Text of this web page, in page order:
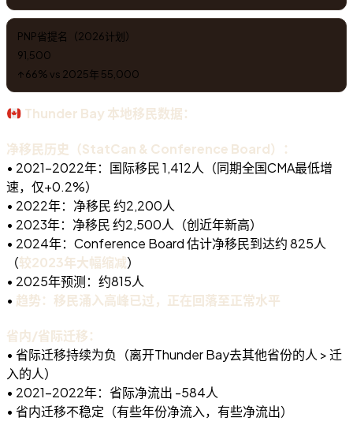
PNP省提名（2026计划）
91,500
↑ 66% vs 2025年 55,000
Thunder Bay 本地移民数据：
净移民历史（StatCan & Conference Board）：
• 2021-2022年：国际移民 1,412人（同期全国CMA最低增
速，仅+0.2%）
• 2022年：净移民 约2,200人
• 2023年：净移民 约2,500人（创近年新高）
• 2024年：Conference Board 估计净移民到达约 825人
（较2023年大幅缩减）
• 2025年预测：约815人
• 趋势：移民涌入高峰已过，正在回落至正常水平
省内/省际迁移：
• 省际迁移持续为负（离开Thunder Bay去其他省份的人 > 迁
入的人）
• 2021-2022年：省际净流出 -584人
• 省内迁移不稳定（有些年份净流入，有些净流出）